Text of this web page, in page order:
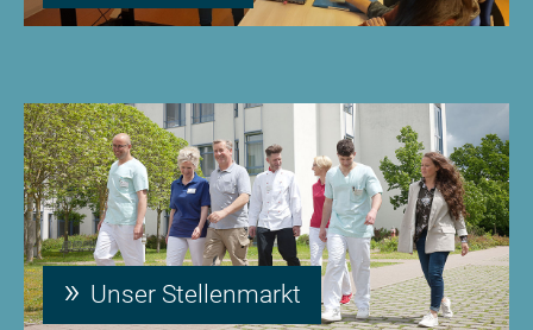
Unser Stellenmarkt